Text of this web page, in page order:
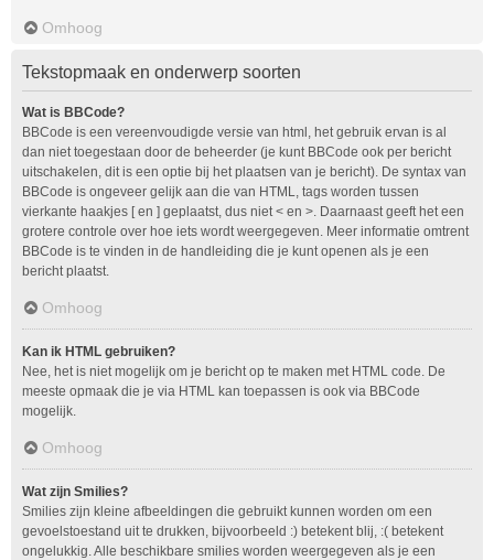
Omhoog
Tekstopmaak en onderwerp soorten
Wat is BBCode?
BBCode is een vereenvoudigde versie van html, het gebruik ervan is al
dan niet toegestaan door de beheerder (je kunt BBCode ook per bericht
uitschakelen, dit is een optie bij het plaatsen van je bericht). De syntax van
BBCode is ongeveer gelijk aan die van HTML, tags worden tussen
vierkante haakjes [ en ] geplaatst, dus niet < en >. Daarnaast geeft het een
grotere controle over hoe iets wordt weergegeven. Meer informatie omtrent
BBCode is te vinden in de handleiding die je kunt openen als je een
bericht plaatst.
Omhoog
Kan ik HTML gebruiken?
Nee, het is niet mogelijk om je bericht op te maken met HTML code. De
meeste opmaak die je via HTML kan toepassen is ook via BBCode
mogelijk.
Omhoog
Wat zijn Smilies?
Smilies zijn kleine afbeeldingen die gebruikt kunnen worden om een
gevoelstoestand uit te drukken, bijvoorbeeld :) betekent blij, :( betekent
ongelukkig. Alle beschikbare smilies worden weergegeven als je een